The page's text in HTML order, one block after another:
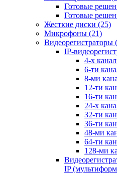
Готовые
Готовые
Жесткие диски (25)
Микрофоны (21)
Видеорегистраторы
IP-
4-х
6-ти
8-ми
12-ти
16-ти
24-х
32-ти
36-ти
48-ми
64-ти
128-ми
IP